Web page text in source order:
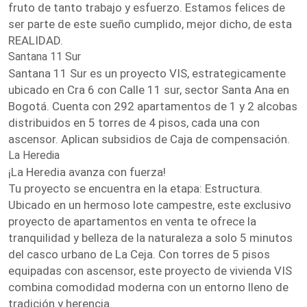
fruto de tanto trabajo y esfuerzo. Estamos felices de
ser parte de este sueño cumplido, mejor dicho, de esta
REALIDAD.
Santana 11 Sur
Santana 11 Sur es un proyecto VIS, estrategicamente
ubicado en Cra 6 con Calle 11 sur, sector Santa Ana en
Bogotá. Cuenta con 292 apartamentos de 1 y 2 alcobas
distribuidos en 5 torres de 4 pisos, cada una con
ascensor. Aplican subsidios de Caja de compensación.
La Heredia
¡La Heredia avanza con fuerza!
Tu proyecto se encuentra en la etapa: Estructura.
Ubicado en un hermoso lote campestre, este exclusivo
proyecto de apartamentos en venta te ofrece la
tranquilidad y belleza de la naturaleza a solo 5 minutos
del casco urbano de La Ceja. Con torres de 5 pisos
equipadas con ascensor, este proyecto de vivienda VIS
combina comodidad moderna con un entorno lleno de
tradición y herencia.